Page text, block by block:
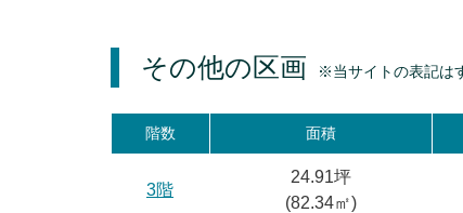
その他の区画 ※当サイトの表記は
階数 面積
3階
24.91坪
(82.34㎡)